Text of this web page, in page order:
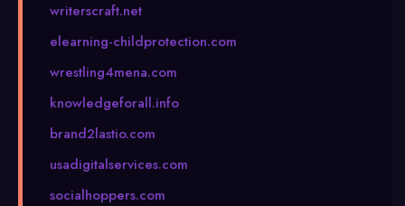
writerscraft.net
elearning-childprotection.com
wrestling4mena.com
knowledgeforall.info
brand2lastio.com
usadigitalservices.com
socialhoppers.com